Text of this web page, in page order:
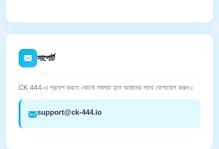
সাপোর্ট
CK 444-এ প্রবেশ করতে কোনো সমস্যা হলে আমাদের সাথে যোগাযোগ করুন।
support@ck-444.io